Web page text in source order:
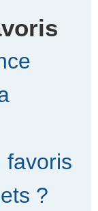
favoris
?